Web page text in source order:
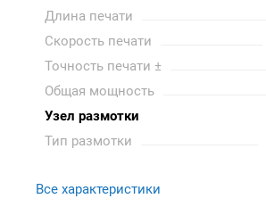
Длина печати
Скорость печати
Точность печати ±
Общая мощность
Узел размотки
Тип размотки
Все характеристики